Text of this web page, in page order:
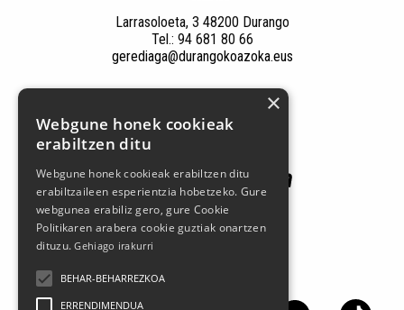
Larrasoloeta, 3 48200 Durango
Tel.: 94 681 80 66
gerediaga@durangokoazoka.eus
Síguenos en las redes sociales
×
Webgune honek cookieak
erabiltzen ditu
Webgune honek cookieak erabiltzen ditu
erabiltzaileen esperientzia hobetzeko. Gure
webgunea erabiliz gero, gure Cookie
Politikaren arabera cookie guztiak onartzen
dituzu.Gehiago irakurri
BEHAR-BEHARREZKOA
ERRENDIMENDUA